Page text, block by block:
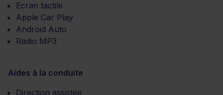
Ecran tactile
Apple Car Play
Android Auto
Radio MP3
Aides à la conduite
Direction assistée